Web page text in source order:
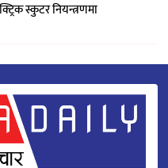
स्कुटर नियन्त्रणमा